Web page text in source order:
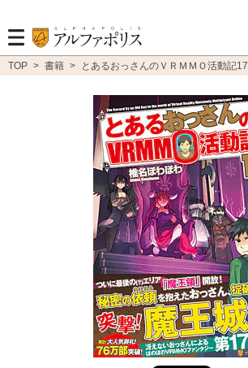
TOP > 書籍 > とあるおっさんのＶＲＭＭＯ活動記17